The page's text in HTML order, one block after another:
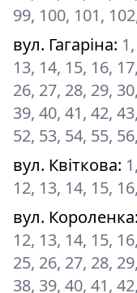
99, 100, 101,
вул. Гагаріна:
13, 14, 15, 16,
26, 27, 28, 29,
39, 40, 41, 42,
52, 53, 54, 55,
вул. Квіткова:
12, 13, 14, 15,
вул. Короленка:
12, 13, 14, 15,
25, 26, 27, 28,
38, 39, 40, 41,